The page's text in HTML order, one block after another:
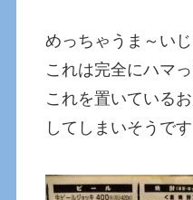
めっちゃうま～い
これは完全にハマ
これを置いている
してしまいそうで